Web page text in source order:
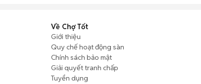
Về Chợ Tốt
Giới thiệu
Quy chế hoạt động sàn
Chính sách bảo mật
Giải quyết tranh chấp
Tuyển dụng